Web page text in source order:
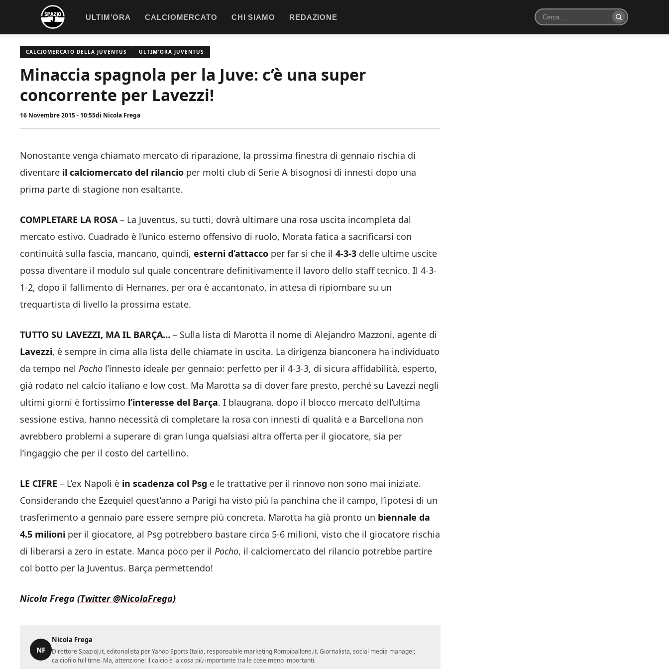
contenuto
ULTIM’ORA CALCIOMERCATO CHI SIAMO REDAZIONE
Cerca
CALCIOMERCATO DELLA JUVENTUS ULTIM'ORA JUVENTUS
Minaccia spagnola per la Juve: c’è una super
concorrente per Lavezzi!
16 Novembre 2015 - 10:55di Nicola Frega
Nonostante venga chiamato mercato di riparazione, la prossima finestra di gennaio rischia di
diventare il calciomercato del rilancio per molti club di Serie A bisognosi di innesti dopo una
prima parte di stagione non esaltante.
COMPLETARE LA ROSA– La Juventus, su tutti, dovrà ultimare una rosa uscita incompleta dal
mercato estivo. Cuadrado è l’unico esterno offensivo di ruolo, Morata fatica a sacrificarsi con
continuità sulla fascia, mancano, quindi, esterni d’attacco per far sì che il 4-3-3 delle ultime uscite
possa diventare il modulo sul quale concentrare definitivamente il lavoro dello staff tecnico. Il 4-3-
1-2, dopo il fallimento di Hernanes, per ora è accantonato, in attesa di ripiombare su un
trequartista di livello la prossima estate.
TUTTO SU LAVEZZI, MA IL BARÇA… – Sulla lista di Marotta il nome di Alejandro Mazzoni, agente di
Lavezzi, è sempre in cima alla lista delle chiamate in uscita. La dirigenza bianconera ha individuato
da tempo nel Pocho l’innesto ideale per gennaio: perfetto per il 4-3-3, di sicura affidabilità, esperto,
già rodato nel calcio italiano e low cost. Ma Marotta sa di dover fare presto, perché su Lavezzi negli
ultimi giorni è fortissimo l’interesse del Barça. I blaugrana, dopo il blocco mercato dell’ultima
sessione estiva, hanno necessità di completare la rosa con innesti di qualità e a Barcellona non
avrebbero problemi a superare di gran lunga qualsiasi altra offerta per il giocatore, sia per
l’ingaggio che per il costo del cartellino.
LE CIFRE – L’ex Napoli è in scadenza col Psg e le trattative per il rinnovo non sono mai iniziate.
Considerando che Ezequiel quest’anno a Parigi ha visto più la panchina che il campo, l’ipotesi di un
trasferimento a gennaio pare essere sempre più concreta. Marotta ha già pronto un biennale da
4.5 milioni per il giocatore, al Psg potrebbero bastare circa 5-6 milioni, visto che il giocatore rischia
di liberarsi a zero in estate. Manca poco per il Pocho, il calciomercato del rilancio potrebbe partire
col botto per la Juventus. Barça permettendo!
Nicola Frega (Twitter @NicolaFrega)
NF
Nicola Frega
Direttore SpazioJ.it, editorialista per Yahoo Sports Italia, responsabile marketing Rompipallone.it. Giornalista, social media manager,
calciofilo full time. Ma, attenzione: il calcio è la cosa più importante tra le cose meno importanti.